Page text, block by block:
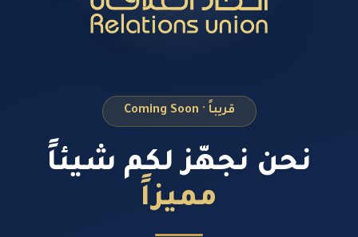
قريباً · Coming Soon
نحن نجهّز لكم شيئاً
مميزاً